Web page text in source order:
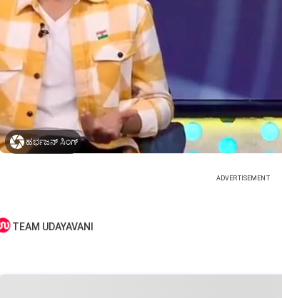
ಹರ್ಭಜನ್‌ ಸಿಂಗ್‌
ADVERTISEMENT
TEAM UDAYAVANI